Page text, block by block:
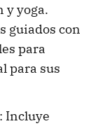
y yoga.
guiados con
para
para sus
: Incluye